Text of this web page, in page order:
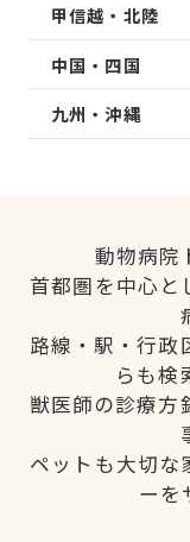
甲信越・北陸
中国・四国
九州・沖縄
動物病院
首都圏を中心と
路線・駅・行政
らも検
獣医師の診療方
ペットも大切な
ーを